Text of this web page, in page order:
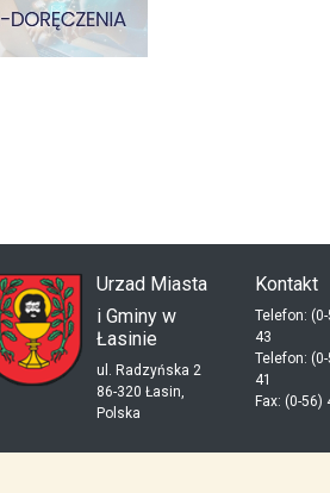
Urzad Miasta
i Gminy w
Łasinie
ul. Radzyńska 2
86-320 Łasin,
Polska
Kontakt
Telefon:
43
Telefon:
41
Fax: (0-56)